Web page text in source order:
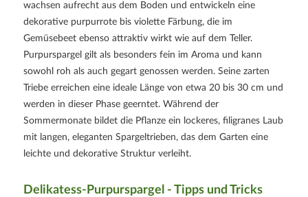
wachsen aufrecht aus dem Boden und entwickeln eine
dekorative purpurrote bis violette Färbung, die im
Gemüsebeet ebenso attraktiv wirkt wie auf dem Teller.
Purpurspargel gilt als besonders fein im Aroma und kann
sowohl roh als auch gegart genossen werden. Seine zarten
Triebe erreichen eine ideale Länge von etwa 20 bis 30 cm und
werden in dieser Phase geerntet. Während der
Sommermonate bildet die Pflanze ein lockeres, filigranes Laub
mit langen, eleganten Spargeltrieben, das dem Garten eine
leichte und dekorative Struktur verleiht.
Delikatess-Purpurspargel - Tipps und Tricks